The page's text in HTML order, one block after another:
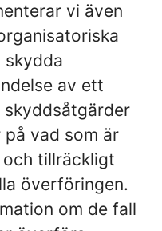
vi även
av ett
skyddsåtgärder
vad som är
tillräckligt
överföringen.
om de fall